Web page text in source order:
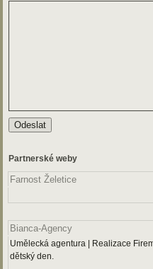
Partnerské weby
Farnost Želetice
Bianca-Agency
Umělecká agentura | Realizace
dětský den.